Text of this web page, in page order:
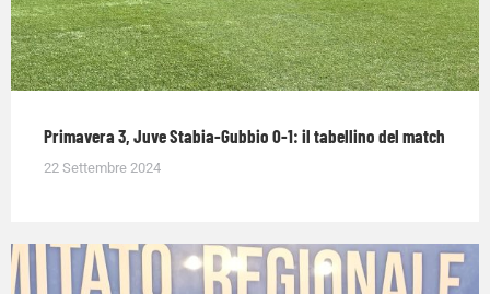
Primavera 3, Juve Stabia-Gubbio 0-1: il tabellino del match
22 Settembre 2024